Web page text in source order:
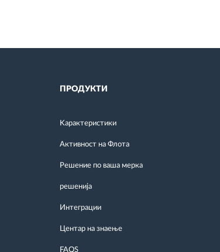
ПРОДУКТИ
Kарактеристики
Активност на Флота
Решение по ваша мерка
решенија
Интеграции
Центар на знаење
FAQS